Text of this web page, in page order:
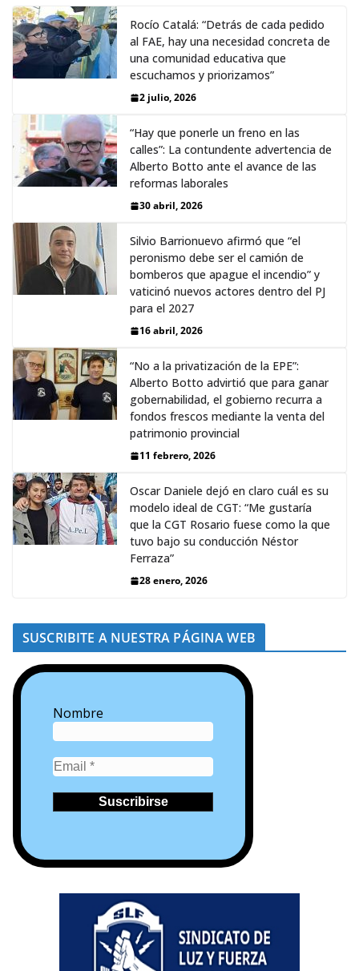
Rocío Catalá: “Detrás de cada pedido
al FAE, hay una necesidad concreta de
una comunidad educativa que
escuchamos y priorizamos”
2 julio, 2026
“Hay que ponerle un freno en las
calles”: La contundente advertencia de
Alberto Botto ante el avance de las
reformas laborales
30 abril, 2026
Silvio Barrionuevo afirmó que “el
peronismo debe ser el camión de
bomberos que apague el incendio” y
vaticinó nuevos actores dentro del PJ
para el 2027
16 abril, 2026
“No a la privatización de la EPE”:
Alberto Botto advirtió que para ganar
gobernabilidad, el gobierno recurra a
fondos frescos mediante la venta del
patrimonio provincial
11 febrero, 2026
Oscar Daniele dejó en claro cuál es su
modelo ideal de CGT: “Me gustaría
que la CGT Rosario fuese como la que
tuvo bajo su conducción Néstor
Ferraza”
28 enero, 2026
SUSCRIBITE A NUESTRA PÁGINA WEB
Nombre